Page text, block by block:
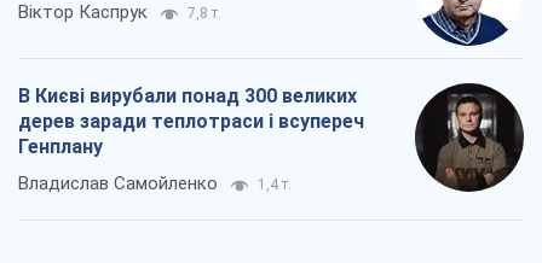
Віктор Каспрук 7,8 т.
В Києві вирубали понад 300 великих
дерев заради теплотраси і всупереч
Генплану
Владислав Самойленко 1,4 т.